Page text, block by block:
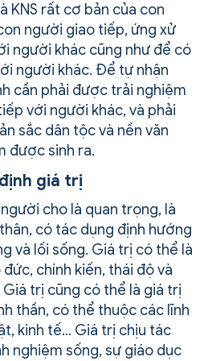
KNS rất cơ bản của con
người giao tiếp, ứng xử
người khác cũng như để có
người khác. Để tự nhận
cần phải được trải nghiệm
với người khác, và phải
sắc dân tộc và nền văn
được sinh ra.
giá trị
cho là quan trọng, là
có tác dụng định hướng
và lối sống. Giá trị có thể là
chính kiến, thái độ và
trị cũng có thể là giá trị
thần, có thể thuộc các lĩnh
kinh tế… Giá trị chịu tác
nghiệm sống, sự giáo dục